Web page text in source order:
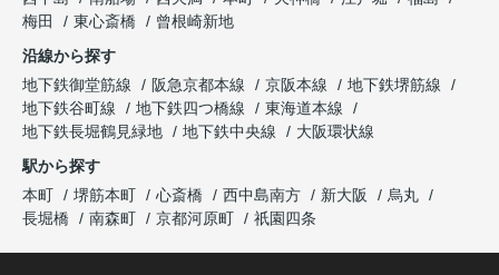
梅田
東心斎橋
曾根崎新地
沿線から探す
地下鉄御堂筋線
阪急京都本線 京阪本線
地下鉄堺筋線
地下鉄谷町線
地下鉄四つ橋線
東海道本線
地下鉄長堀鶴見緑地
地下鉄中央線
大阪環状線
駅から探す
本町
堺筋本町 心斎橋 西中島南方 新大阪
烏丸
長堀橋
南森町 京都河原町 祇園四条